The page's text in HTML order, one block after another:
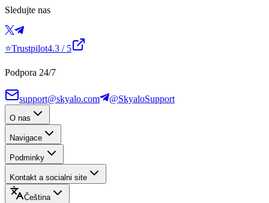
Sledujte nas
⭐Trustpilot4.3 / 5
Podpora 24/7
support@skyalo.com @SkyaloSupport
O nas
Navigace
Podminky
Kontakt a socialni site
Čeština